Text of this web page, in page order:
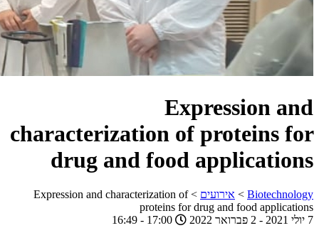
Expression and
characterization of proteins for
drug and food applications
Biotechnology
> אירועים >
Expression and characterization of
proteins for drug and food applications
7 יולי 2021 - 2 פברואר 2022